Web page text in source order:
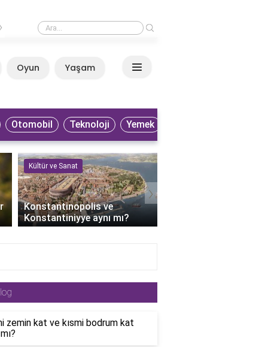
Küba filmleri nereden izlenir?
Oyun Yaşam
Otomobil Teknoloji Yemek
Kültür ve Sanat
Konstantinopolis ve
Konstantiniyye aynı mı?
›
zemin kat ve kısmi bodrum kat